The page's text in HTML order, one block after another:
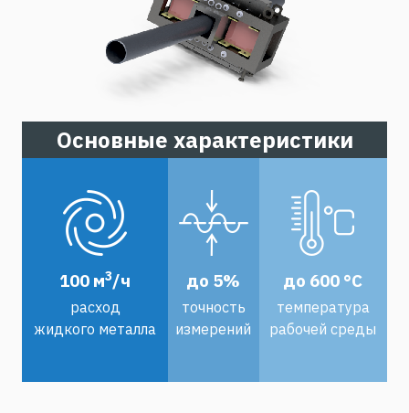
Основные характеристики
100 м3/ч до 5% до 600 °С
расход
жидкого металла
точность
измерений
температура
рабочей среды